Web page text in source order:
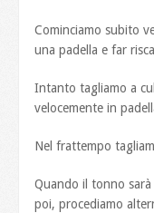
Cominciamo subito
una padella e far
Intanto tagliamo a
velocemente in
Nel frattempo
Quando il tonno
poi, procediamo